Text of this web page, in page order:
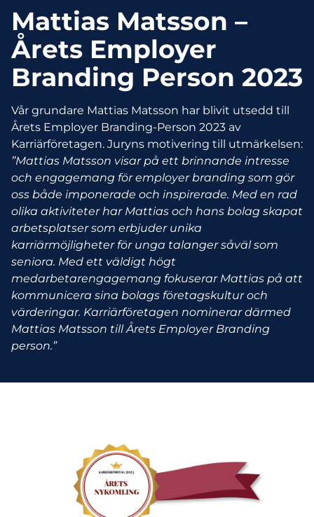
Mattias Matsson –
Årets Employer
Branding Person 2023
Vår grundare Mattias Matsson har blivit utsedd till
Årets Employer Branding-Person 2023 av
Karriärföretagen. Juryns motivering till utmärkelsen:
”Mattias Matsson visar på ett brinnande intresse
och engagemang för employer branding som gör
oss både imponerade och inspirerade. Med en rad
olika aktiviteter har Mattias och hans bolag skapat
arbetsplatser som erbjuder unika
karriärmöjligheter för unga talanger såväl som
seniora. Med ett väldigt högt
medarbetarengagemang fokuserar Mattias på att
kommunicera sina bolags företagskultur och
värderingar. Karriärföretagen nominerar därmed
Mattias Matsson till Årets Employer Branding
person.”